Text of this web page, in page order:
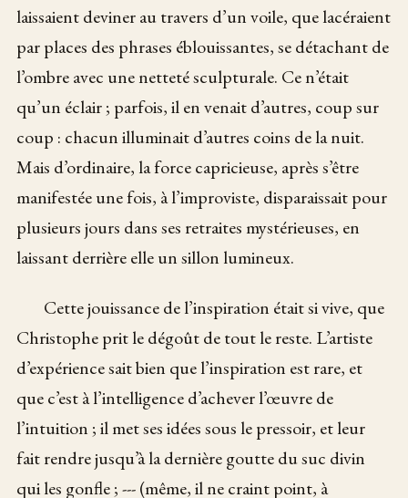
laissaient deviner au travers d’un voile, que lacéraient
par places des phrases éblouissantes, se détachant de
l’ombre avec une netteté sculpturale. Ce n’était
qu’un éclair ; parfois, il en venait d’autres, coup sur
coup : chacun illuminait d’autres coins de la nuit.
Mais d’ordinaire, la force capricieuse, après s’être
manifestée une fois, à l’improviste, disparaissait pour
plusieurs jours dans ses retraites mystérieuses, en
laissant derrière elle un sillon lumineux.
Cette jouissance de l’inspiration était si vive, que
Christophe prit le dégoût de tout le reste. L’artiste
d’expérience sait bien que l’inspiration est rare, et
que c’est à l’intelligence d’achever l’œuvre de
l’intuition ; il met ses idées sous le pressoir, et leur
fait rendre jusqu’à la dernière goutte du suc divin
qui les gonfle ; --- (même, il ne craint point, à